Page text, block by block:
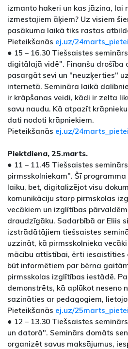
izmanto hakeri un kas jāzina, lai
izmestajiem āķiem? Uz visiem
pasākuma laikā tiks rastas
Pieteikšanās ej.uz/
● 15 – 16.30 Tiešsaistes
digitālajā vidē". Finanšu
pasargāt sevi un "neuzķerties"
internetā. Semināra laikā
ir krāpšanas veidi, kādi ir zelta
savu naudu. Kā atpazīt
dati nodoti krāpniekiem.
Pieteikšanās ej.uz/
Piektdiena, 25.marts.
● 11 – 11.45 Tiešsaistes
pirmsskolniekam". Šī
laiku, bet, digitalizējot visu
komunikāciju starp pirmskolas
vecākiem un izglītības
draudzīgāku. Sadarbībā ar Eliis
izstrādātājiem tiešsaistes
uzzināt, kā pirmsskolnieka
mācību attīstībai, ērti iesaistīties
būt informētiem par bērna
pirmsskolas izglītības iestādē.
demonstrēts, kā aplūkot neseno
sazināties ar pedagogiem,
Pieteikšanās ej.uz/
● 12 – 13.30 Tiešsaistes
un datorā". Seminārs domāts
organizēt savus maksājumus,